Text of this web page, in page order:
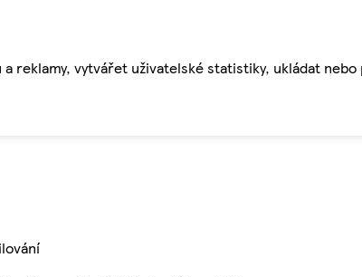
reklamy, vytvářet uživatelské statistiky, ukládat